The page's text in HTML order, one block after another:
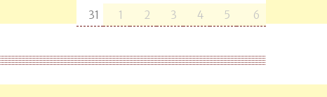
31
1 2 3 4 5 6